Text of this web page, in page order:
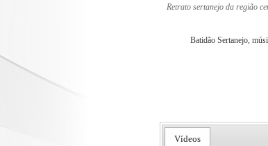
Retrato sertanejo da região
Batidão Sertanejo,
Vídeos